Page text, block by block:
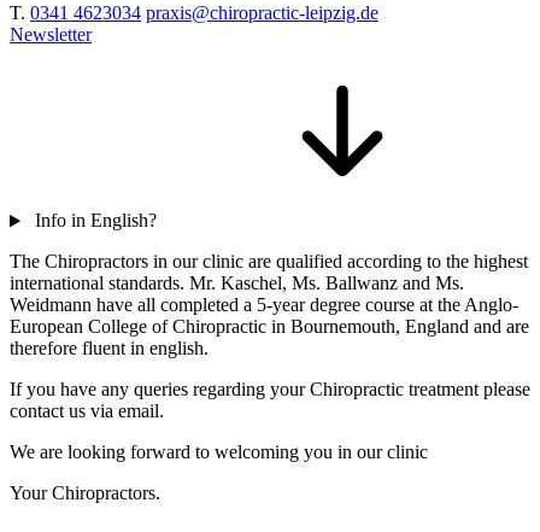
T. 0341 4623034 praxis@chiropractic-leipzig.de
Newsletter
Info in English?
The Chiropractors in our clinic are qualified according to the highest
international standards. Mr. Kaschel, Ms. Ballwanz and Ms.
Weidmann have all completed a 5-year degree course at the Anglo-
European College of Chiropractic in Bournemouth, England and are
therefore fluent in english.
If you have any queries regarding your Chiropractic treatment please
contact us via email.
We are looking forward to welcoming you in our clinic
Your Chiropractors.